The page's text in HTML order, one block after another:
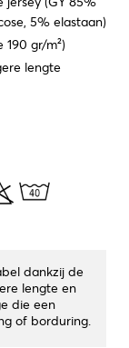
5% elastaan)
190 gr/m²)
lengte
dankzij de
lengte en
die een
of borduring.